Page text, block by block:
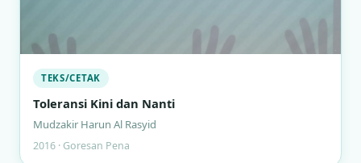
TEKS/CETAK
Toleransi Kini dan Nanti
Mudzakir Harun Al Rasyid
2016 · Goresan Pena